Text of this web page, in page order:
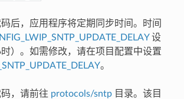
后，应用程序将定期同步时间。时间
设
）。如需修改，请在项目配置中设置
。
，请前往 protocols/sntp目录。该目